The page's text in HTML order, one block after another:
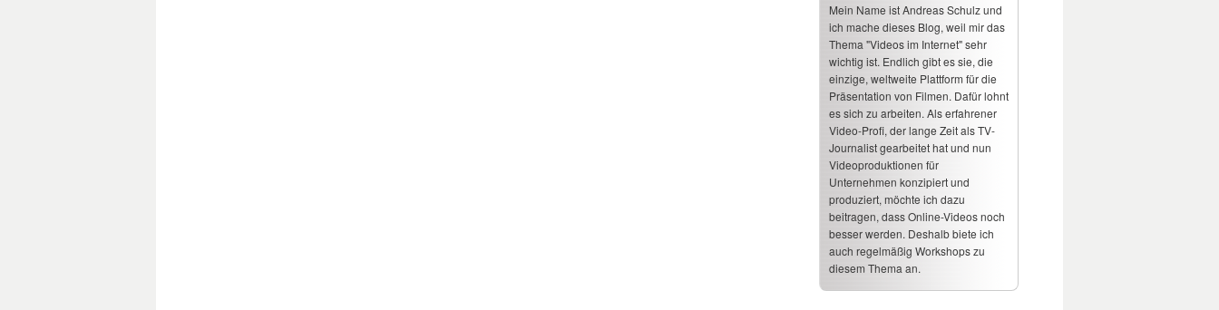
Mein Name ist Andreas Schulz und
ich mache dieses Blog, weil mir das
Thema "Videos im Internet" sehr
wichtig ist. Endlich gibt es sie, die
einzige, weltweite Plattform für die
Präsentation von Filmen. Dafür lohnt
es sich zu arbeiten. Als erfahrener
Video-Profi, der lange Zeit als TV-
Journalist gearbeitet hat und nun
Videoproduktionen für
Unternehmen konzipiert und
produziert, möchte ich dazu
beitragen, dass Online-Videos noch
besser werden. Deshalb biete ich
auch regelmäßig Workshops zu
diesem Thema an.